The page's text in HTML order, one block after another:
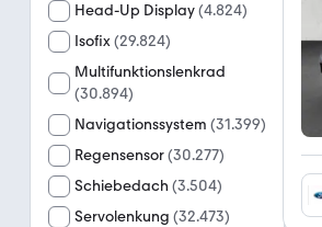
Head-Up Display(4.824)
Isofix(29.824)
Multifunktionslenkrad
(30.894)
Navigationssystem (31.399)
Regensensor(30.277)
Schiebedach (3.504)
Servolenkung (32.473)